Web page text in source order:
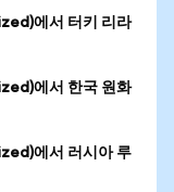
에서 터키 리라
에서 한국 원화
에서 러시아 루